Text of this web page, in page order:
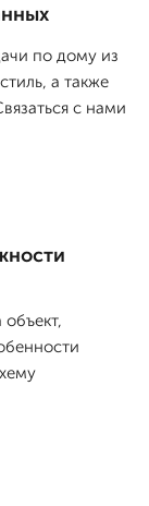
по дому из
а также
с нами